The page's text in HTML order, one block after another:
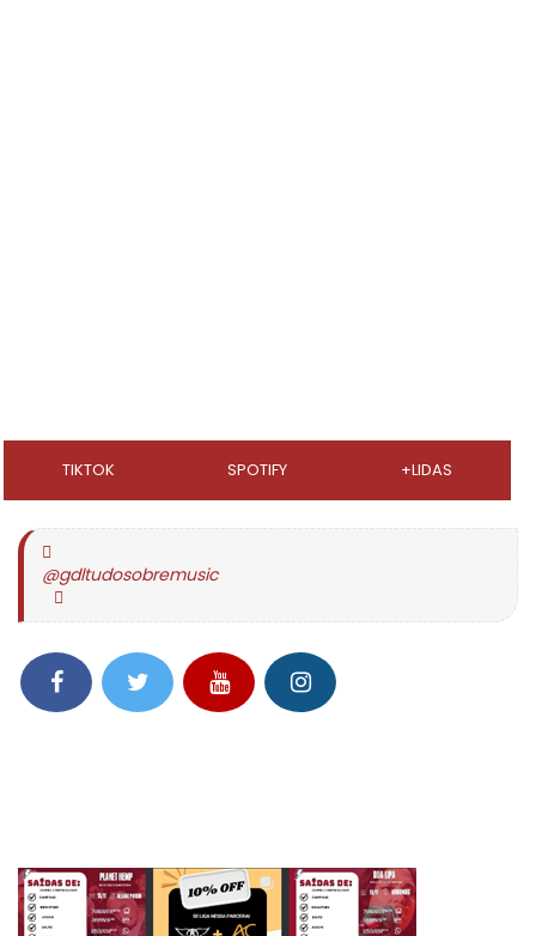
TIKTOK SPOTIFY +LIDAS
@gdltudosobremusic